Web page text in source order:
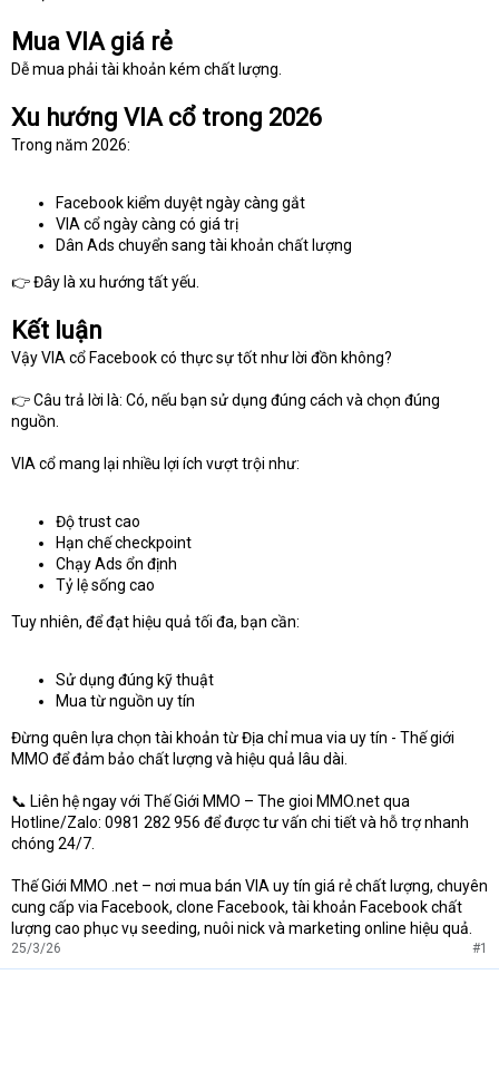
Mua VIA giá rẻ
Dễ mua phải tài khoản kém chất lượng.
Xu hướng VIA cổ trong 2026
Trong năm 2026:
Facebook kiểm duyệt ngày càng gắt
VIA cổ ngày càng có giá trị
Dân Ads chuyển sang tài khoản chất lượng
👉 Đây là xu hướng tất yếu.
Kết luận
Vậy VIA cổ Facebook có thực sự tốt như lời đồn không?
👉 Câu trả lời là: Có, nếu bạn sử dụng đúng cách và chọn đúng
nguồn.
VIA cổ mang lại nhiều lợi ích vượt trội như:
Độ trust cao
Hạn chế checkpoint
Chạy Ads ổn định
Tỷ lệ sống cao
Tuy nhiên, để đạt hiệu quả tối đa, bạn cần:
Sử dụng đúng kỹ thuật
Mua từ nguồn uy tín
Đừng quên lựa chọn tài khoản từ Địa chỉ mua via uy tín - Thế giới
MMO để đảm bảo chất lượng và hiệu quả lâu dài.
📞 Liên hệ ngay với Thế Giới MMO – The gioi MMO.net qua
Hotline/Zalo: 0981 282 956 để được tư vấn chi tiết và hỗ trợ nhanh
chóng 24/7.
Thế Giới MMO .net – nơi mua bán VIA uy tín giá rẻ chất lượng, chuyên
cung cấp via Facebook, clone Facebook, tài khoản Facebook chất
lượng cao phục vụ seeding, nuôi nick và marketing online hiệu quả.
25/3/26 #1